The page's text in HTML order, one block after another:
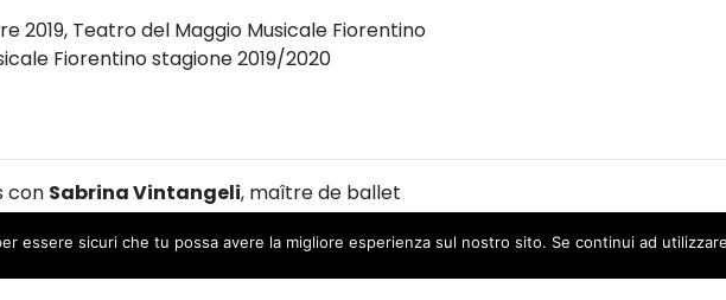
2019, Teatro del Maggio Musicale Fiorentino
Fiorentino stagione2019/2020
con Sabrina Vintangeli, maître de ballet
ore 10-12.30
essere sicuri che tu possa avere la migliore esperienza sul nostro sito. Se continui ad